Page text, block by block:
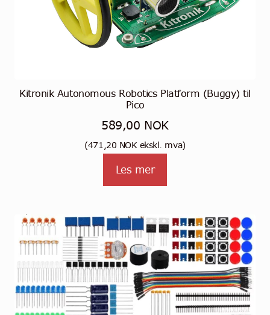
Kitronik Autonomous Robotics Platform (Buggy) til
Pico
589,00 NOK
(471,20 NOKekskl. mva)
Les mer